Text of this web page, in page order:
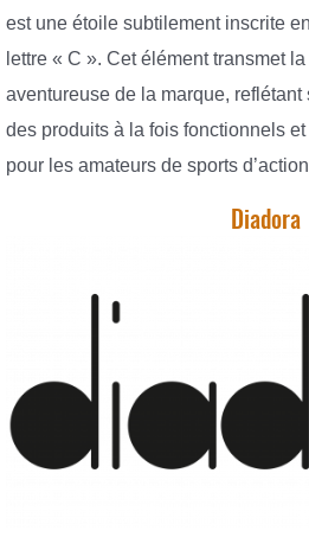
est une étoile subtilement inscrite
lettre « C ». Cet élément transmet
aventureuse de la marque,
des produits à la fois fonctionnels
pour les amateurs de sports
Diadora